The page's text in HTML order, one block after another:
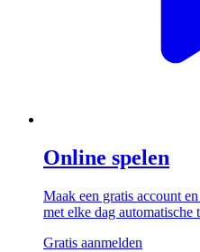
Online spelen
Maak een gratis account
met elke dag automatische
Gratis aanmelden